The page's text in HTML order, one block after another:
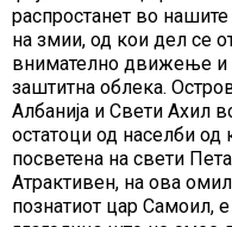
распростанет во
на змии, од кои дел се
внимателно движење и
заштитна облека.
Албанија и Свети Ахил
остатоци од населби од
посветена на свети
Атрактивен, на ова
познатиот цар Самоил,